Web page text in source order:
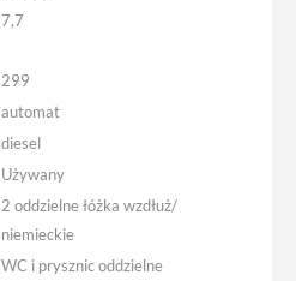
7,7
299
automat
diesel
Używany
2 oddzielne łóżka wzdłuż/
niemieckie
WC i prysznic oddzielne